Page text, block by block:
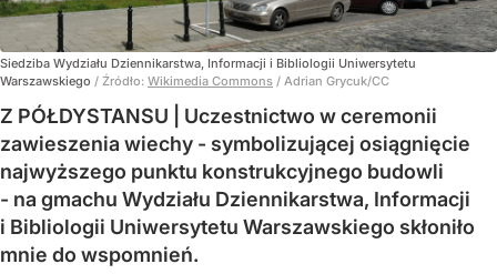
Siedziba Wydziału Dziennikarstwa, Informacji i Bibliologii Uniwersytetu
Warszawskiego / Źródło: Wikimedia Commons / Adrian Grycuk/CC
Z PÓŁDYSTANSU | Uczestnictwo w ceremonii
zawieszenia wiechy - symbolizującej osiągnięcie
najwyższego punktu konstrukcyjnego budowli
- na gmachu Wydziału Dziennikarstwa, Informacji
i Bibliologii Uniwersytetu Warszawskiego skłoniło
mnie do wspomnień.